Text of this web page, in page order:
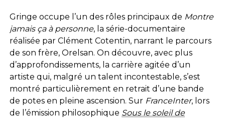
Gringe occupe l’un des rôles principaux de Montre
jamais ça à personne, la série-documentaire
réalisée par Clément Cotentin, narrant le parcours
de son frère, Orelsan. On découvre, avec plus
d’approfondissements, la carrière agitée d’un
artiste qui, malgré un talent incontestable, s’est
montré particulièrement en retrait d’une bande
de potes en pleine ascension. Sur FranceInter, lors
de l’émission philosophique Sous le soleil de